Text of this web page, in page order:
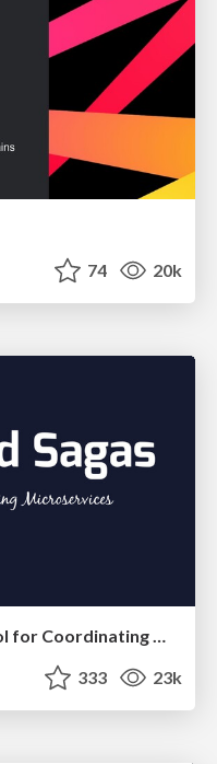
74 20k
Distributed Sagas: A Protocol for Coordinating Microservices
333 23k